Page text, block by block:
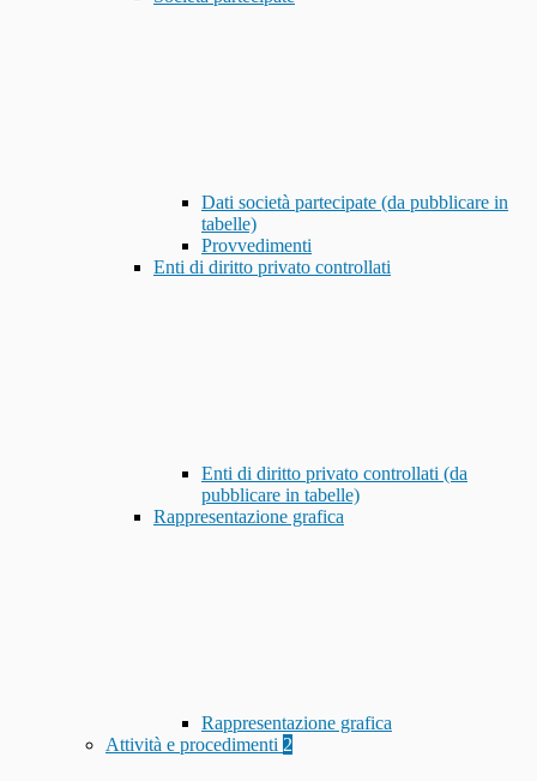
Dati società partecipate (da pubblicare in
tabelle)
Provvedimenti
Enti di diritto privato controllati
Enti di diritto privato controllati (da
pubblicare in tabelle)
Rappresentazione grafica
Rappresentazione grafica
Attività e procedimenti 2